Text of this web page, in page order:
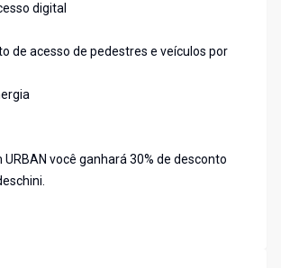
digital
de acesso de pedestres e veículos por
você ganhará 30% de desconto